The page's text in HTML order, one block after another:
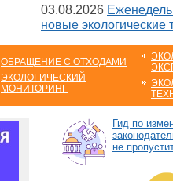
03.08.2026
новые экологические
ОБРАЩЕНИЕ С ОТХОДАМИ
ЭКОЛОГИЧЕСКИЙ
МОНИТОРИНГ
Гид по
не